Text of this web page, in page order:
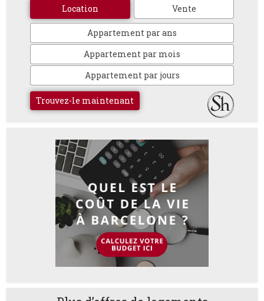
Location Vente
Appartement par ans
Appartement par mois
Appartement par jours
Trouvez-le maintenant